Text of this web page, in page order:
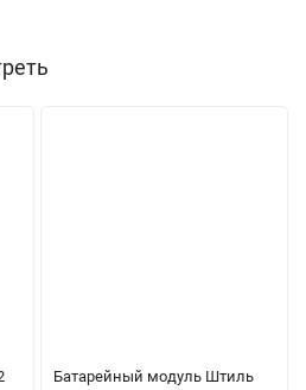
Батарейный модуль Штиль